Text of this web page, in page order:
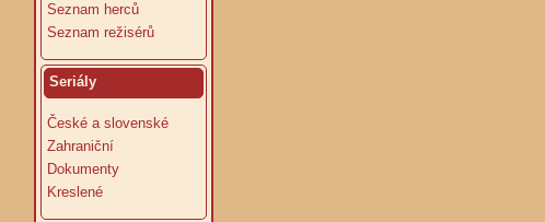
Seznam herců
Seznam režisérů
Seriály
České a slovenské
Zahraniční
Dokumenty
Kreslené